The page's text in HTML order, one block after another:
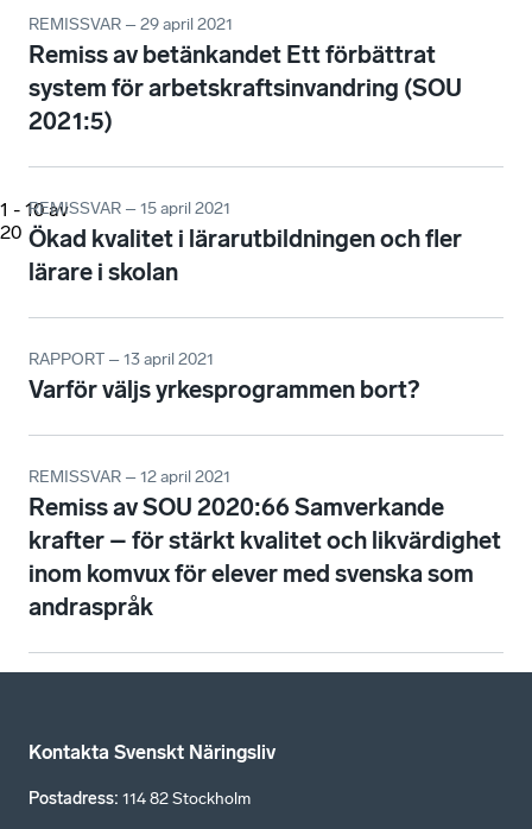
1 - 10 av
20
REMISSVAR – 29 april 2021
Remiss av betänkandet Ett förbättrat
system för arbetskraftsinvandring (SOU
2021:5)
REMISSVAR – 15 april 2021
Ökad kvalitet i lärarutbildningen och fler
lärare i skolan
RAPPORT – 13 april 2021
Varför väljs yrkesprogrammen bort?
REMISSVAR – 12 april 2021
Remiss av SOU 2020:66 Samverkande
krafter – för stärkt kvalitet och likvärdighet
inom komvux för elever med svenska som
andraspråk
Kontakta Svenskt Näringsliv
Postadress: 114 82 Stockholm